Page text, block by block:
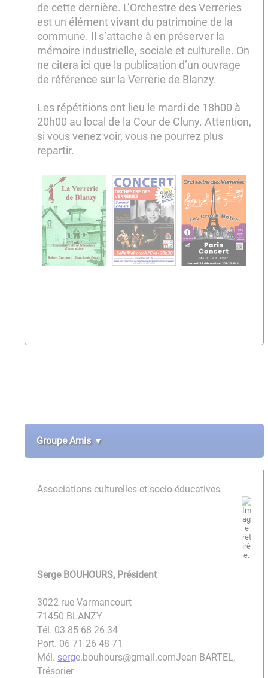
de cette dernière. L’Orchestre des Verreries
est un élément vivant du patrimoine de la
commune. Il s’attache à en préserver la
mémoire industrielle, sociale et culturelle. On
ne citera ici que la publication d’un ouvrage
de référence sur la Verrerie de Blanzy.
Les répétitions ont lieu le mardi de 18h00 à
20h00 au local de la Cour de Cluny. Attention,
si vous venez voir, vous ne pourrez plus
repartir.
Groupe Amis ▼
Associations culturelles et socio-éducatives
Serge BOUHOURS, Président
3022 rue Varmancourt
71450 BLANZY
Tél. 03 85 68 26 34
Port. 06 71 26 48 71
Mél. serge.bouhours@gmail.comJean BARTEL,
Trésorier